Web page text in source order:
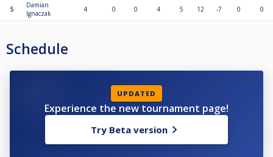
5
Damian
Ignaczak
4 0 0 4 5 12 -7 0 0
Schedule
UPDATED
Experience the new tournament page!
Try Beta version